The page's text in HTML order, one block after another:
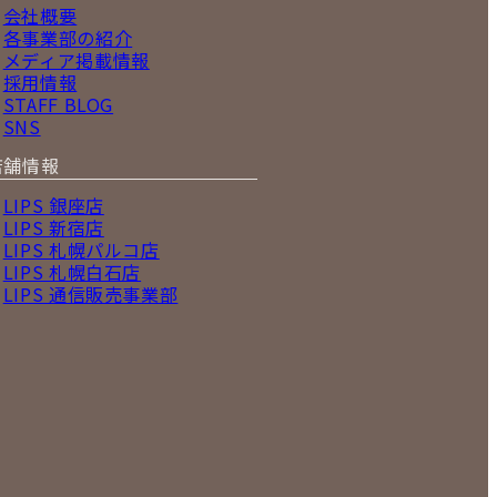
会社概要
各事業部の紹介
メディア掲載情報
採用情報
STAFF BLOG
SNS
情報
LIPS 銀座店
LIPS 新宿店
LIPS 札幌パルコ店
LIPS 札幌白石店
LIPS 通信販売事業部